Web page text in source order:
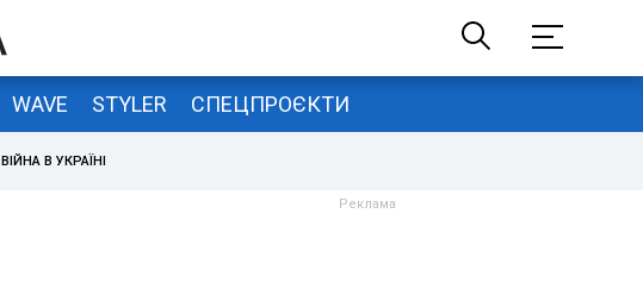
WAVE STYLER СПЕЦПРОЄКТИ
ВІЙНА В УКРАЇНІ